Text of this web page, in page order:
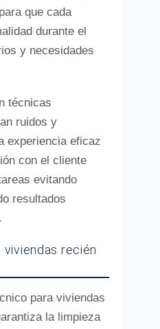
que cada
durante el
y necesidades
técnicas
ruidos y
experiencia eficaz
con el cliente
evitando
resultados
recién
para viviendas
la limpieza